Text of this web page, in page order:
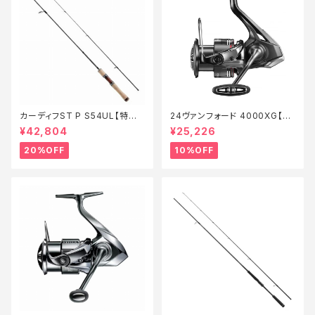
カーディフST P S54UL【特価
ロッド】【20】
¥42,804
20%OFF
24ヴァンフォード 4000XG【継
続セール_リール】【10】
¥25,226
10%OFF